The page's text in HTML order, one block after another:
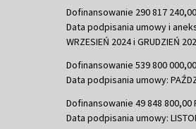
Dofinansowanie 290 817
Data podpisania umowy i
WRZESIEŃ 2024 i GRUDZIEŃ
Dofinansowanie 539 800
Data podpisania umowy:
Dofinansowanie 49 848 800,00
Data podpisania umowy: